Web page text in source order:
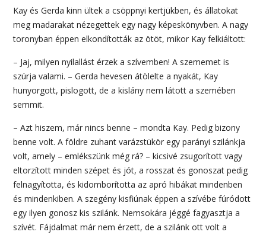
Kay és Gerda kinn ültek a csöppnyi kertjükben, és állatokat
meg madarakat nézegettek egy nagy képeskönyvben. A nagy
toronyban éppen elkondították az ötöt, mikor Kay felkiáltott:
– Jaj, milyen nyilallást érzek a szívemben! A szememet is
szúrja valami. – Gerda hevesen átölelte a nyakát, Kay
hunyorgott, pislogott, de a kislány nem látott a szemében
semmit.
– Azt hiszem, már nincs benne – mondta Kay. Pedig bizony
benne volt. A földre zuhant varázstükör egy parányi szilánkja
volt, amely – emlékszünk még rá? – kicsivé zsugorított vagy
eltorzított minden szépet és jót, a rosszat és gonoszat pedig
felnagyította, és kidomborította az apró hibákat mindenben
és mindenkiben. A szegény kisfiúnak éppen a szívébe fúródott
egy ilyen gonosz kis szilánk. Nemsokára jéggé fagyasztja a
szívét. Fájdalmat már nem érzett, de a szilánk ott volt a